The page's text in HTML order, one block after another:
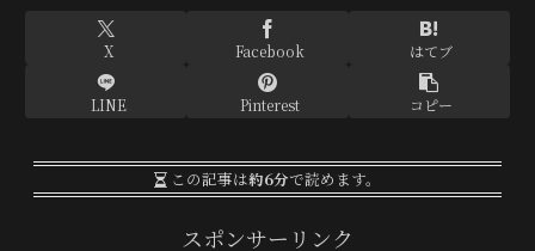
X Facebook はてブ
LINE Pinterest コピー
この記事は約6分で読めます。
スポンサーリンク